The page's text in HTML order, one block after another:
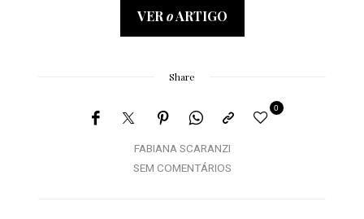
VER oARTIGO
Share
FABIANA SCARANZI
0
SEM COMENTÁRIOS